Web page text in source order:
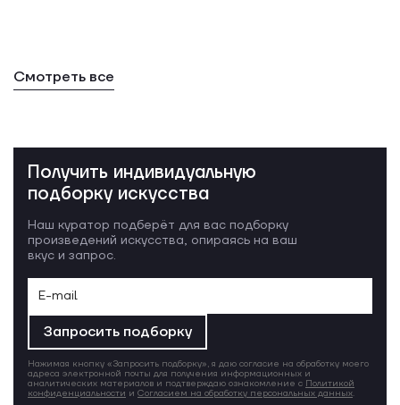
Смотреть все
Получить индивидуальную
подборку искусства
Наш куратор подберёт для вас подборку
произведений искусства, опираясь на ваш
вкус и запрос.
Запросить подборку
Нажимая кнопку «Запросить подборку», я даю согласие на обработку моего
адреса электронной почты для получения информационных и
аналитических материалов и подтверждаю ознакомление с Политикой
конфиденциальности и Согласием на обработку персональных данных.